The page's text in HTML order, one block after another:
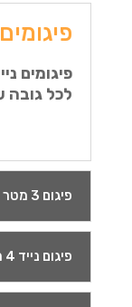
פיגומים
לכל גובה
פיגום 3 מטר
פיגום נייד 4 מטר